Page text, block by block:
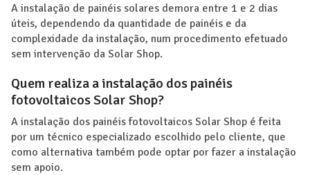
A instalação de painéis solares demora entre 1 e 2 dias
úteis, dependendo da quantidade de painéis e da
complexidade da instalação, num procedimento efetuado
sem intervenção da Solar Shop.
Quem realiza a instalação dos painéis
fotovoltaicos Solar Shop?
A instalação dos painéis fotovoltaicos Solar Shop é feita
por um técnico especializado escolhido pelo cliente, que
como alternativa também pode optar por fazer a instalação
sem apoio.